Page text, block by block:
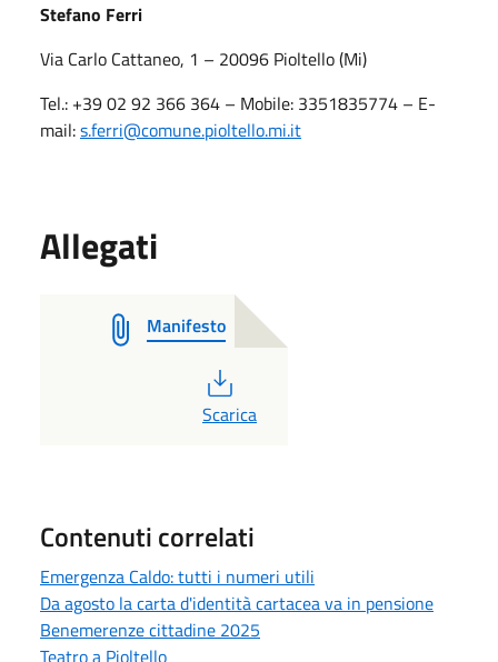
Stefano Ferri
Via Carlo Cattaneo, 1 – 20096 Pioltello (Mi)
Tel.: +39 02 92 366 364 – Mobile: 3351835774 – E-
mail:s.ferri@comune.pioltello.mi.it
Allegati
Manifesto
PDF
Scarica
Contenuti correlati
Emergenza Caldo: tutti i numeri utili
Da agosto la carta d'identità cartacea va in pensione
Benemerenze cittadine 2025
Teatro a Pioltello